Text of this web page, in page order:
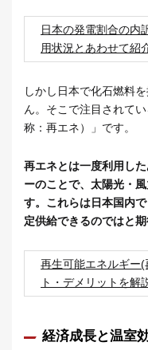
日本の発電割合の内
用状況とあわせて紹
しかし日本で化石燃料
ん。そこで注目されて
称：再エネ）」です。
再エネとは一度利用し
ーのことで、太陽光・
す。これらは日本国内
定供給できるのではと期
再生可能エネルギー
ト・デメリットを解
経済成長と温室